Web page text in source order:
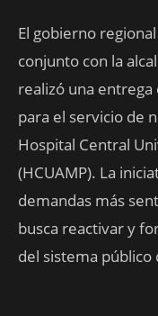
El gobierno
conjunto con la
realizó una
para el servicio de
Hospital Central
(HCUAMP). La
demandas más
busca reactivar y
del sistema público